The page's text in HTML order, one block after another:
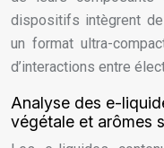
dispositifs intègrent
un format ultra-
d’interactions entre
Analyse des e-
végétale et arômes